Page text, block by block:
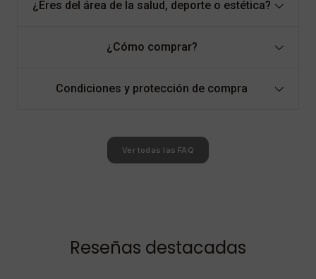
¿Eres del área de la salud, deporte o estética?
¿Cómo comprar?
Condiciones y protección de compra
Ver todas las FAQ
Reseñas destacadas